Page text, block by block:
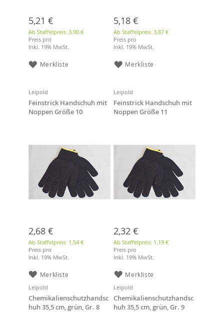
5,21 €
Ab Staffelpreis 3,90 €
Preis pro
Inkl. 19% MwSt.
Merkliste
5,18 €
Ab Staffelpreis 3,87 €
Preis pro
Inkl. 19% MwSt.
Merkliste
Leipold
Feinstrick Handschuh mit
Noppen Größe 10
2,68 €
Ab Staffelpreis 1,54 €
Preis pro
Inkl. 19% MwSt.
Merkliste
Leipold
Feinstrick Handschuh mit
Noppen Größe 11
2,32 €
Ab Staffelpreis 1,19 €
Preis pro
Inkl. 19% MwSt.
Merkliste
Leipold
Chemikalienschutzhandsc
huh 35,5 cm, grün, Gr. 8
Leipold
Chemikalienschutzhandsc
huh 35,5 cm, grün, Gr. 9